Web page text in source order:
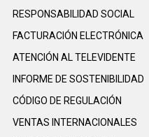
RESPONSABILIDAD SOCIAL
FACTURACIÓN ELECTRÓNICA
ATENCIÓN AL TELEVIDENTE
INFORME DE SOSTENIBILIDAD
CÓDIGO DE REGULACIÓN
VENTAS INTERNACIONALES